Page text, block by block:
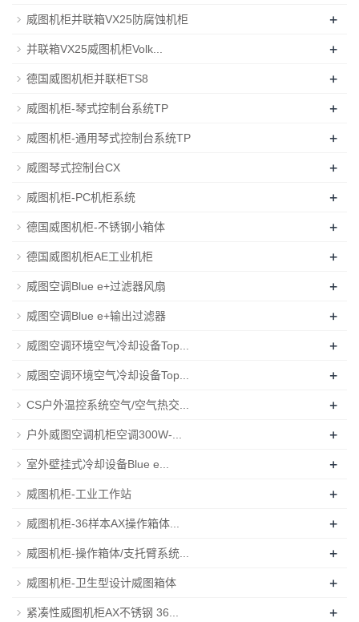
威图机柜并联箱VX25防腐蚀机柜 +
并联箱VX25威图机柜Volk... +
德国威图机柜并联柜TS8 +
威图机柜-琴式控制台系统TP +
威图机柜-通用琴式控制台系统TP +
威图琴式控制台CX +
威图机柜-PC机柜系统 +
德国威图机柜-不锈钢小箱体 +
德国威图机柜AE工业机柜 +
威图空调Blue e+过滤器风扇 +
威图空调Blue e+输出过滤器 +
威图空调环境空气冷却设备Top... +
威图空调环境空气冷却设备Top... +
CS户外温控系统空气/空气热交... +
户外威图空调机柜空调300W-... +
室外壁挂式冷却设备Blue e... +
威图机柜-工业工作站 +
威图机柜-36样本AX操作箱体... +
威图机柜-操作箱体/支托臂系统... +
威图机柜-卫生型设计威图箱体 +
紧凑性威图机柜AX不锈钢 36... +